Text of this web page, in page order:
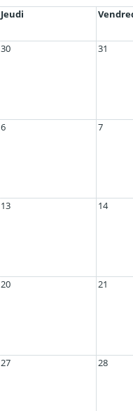
Jeudi
30 31
6 7
13 14
20 21
27 28